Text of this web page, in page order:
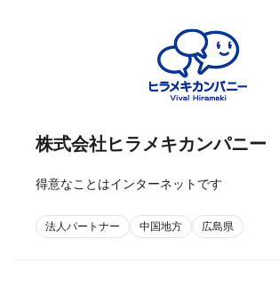
株式会社ヒラメキカンパニー
得意なことはインターネットです
法人パートナー 中国地方 広島県